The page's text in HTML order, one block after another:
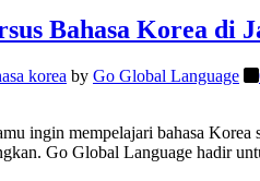
Bahasa Korea di
korea by Go Global Language
ingin mempelajari bahasa
Go Global Language hadir